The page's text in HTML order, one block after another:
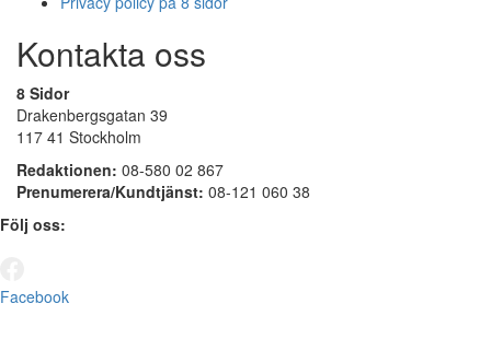
Kontakta oss
8 Sidor
Drakenbergsgatan 39
117 41 Stockholm
Redaktionen: 08-580 02 867
Prenumerera/Kundtjänst: 08-121 060 38
Följ oss:
Facebook